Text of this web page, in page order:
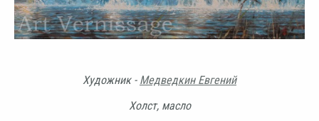
Художник - Медведкин Евгений
Холст, масло